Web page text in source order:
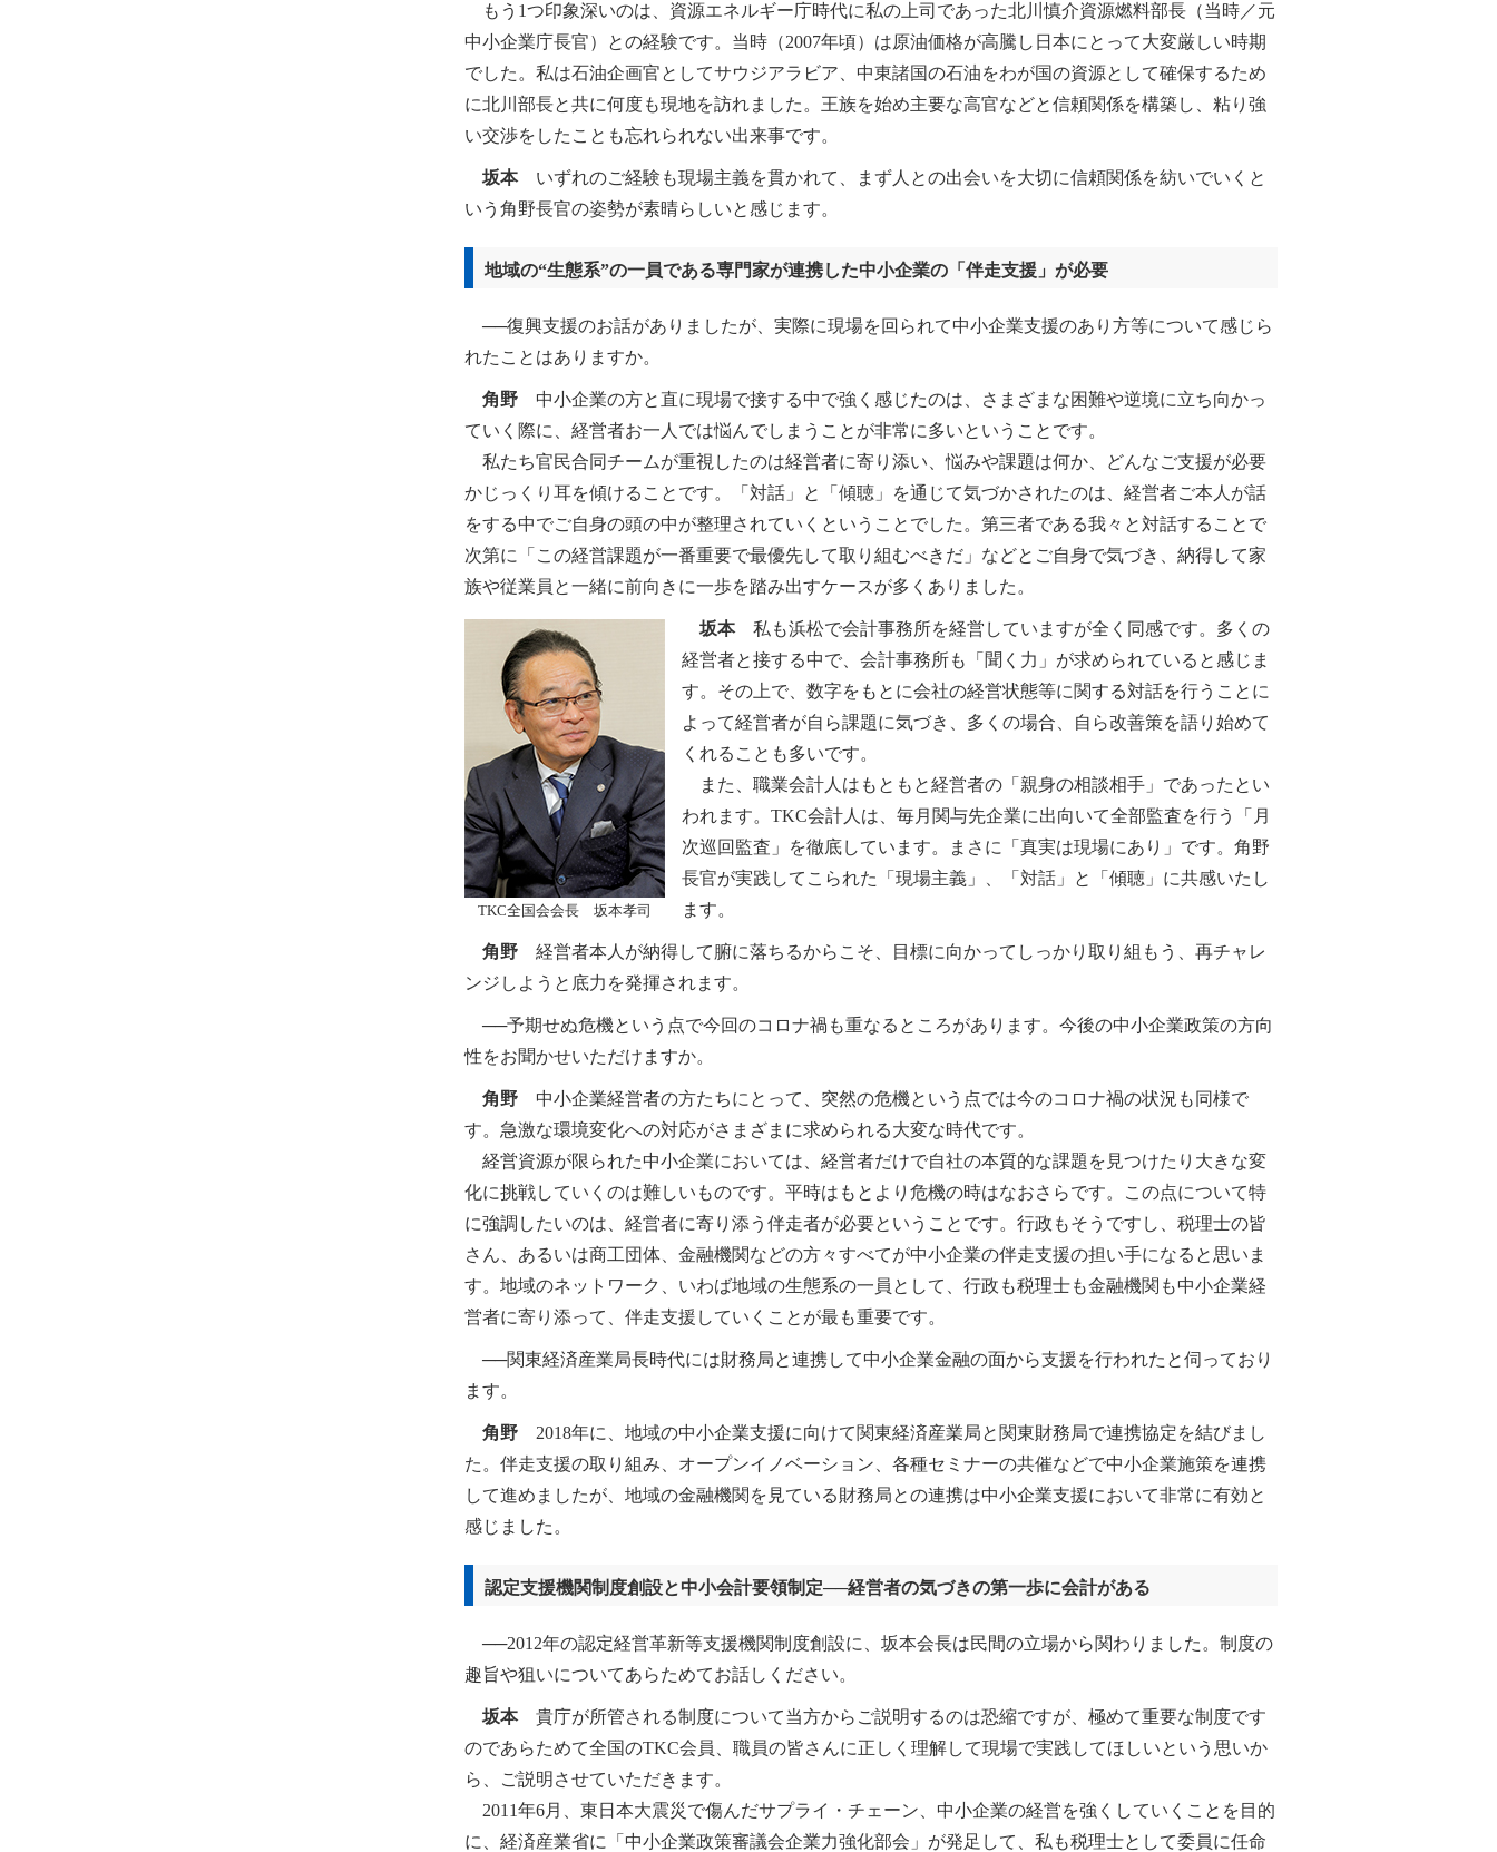
もう1つ印象深いのは、資源エネルギー庁時代に私の上司であった北川慎介資源燃料部長（当時／元
中小企業庁長官）との経験です。当時（2007年頃）は原油価格が高騰し日本にとって大変厳しい時期
でした。私は石油企画官としてサウジアラビア、中東諸国の石油をわが国の資源として確保するため
に北川部長と共に何度も現地を訪れました。王族を始め主要な高官などと信頼関係を構築し、粘り強
い交渉をしたことも忘れられない出来事です。
坂本いずれのご経験も現場主義を貫かれて、まず人との出会いを大切に信頼関係を紡いでいくと
いう角野長官の姿勢が素晴らしいと感じます。
地域の“生態系”の一員である専門家が連携した中小企業の「伴走支援」が必要
──復興支援のお話がありましたが、実際に現場を回られて中小企業支援のあり方等について感じら
れたことはありますか。
角野 中小企業の方と直に現場で接する中で強く感じたのは、さまざまな困難や逆境に立ち向かっ
ていく際に、経営者お一人では悩んでしまうことが非常に多いということです。
私たち官民合同チームが重視したのは経営者に寄り添い、悩みや課題は何か、どんなご支援が必要
かじっくり耳を傾けることです。「対話」と「傾聴」を通じて気づかされたのは、経営者ご本人が話
をする中でご自身の頭の中が整理されていくということでした。第三者である我々と対話することで
次第に「この経営課題が一番重要で最優先して取り組むべきだ」などとご自身で気づき、納得して家
族や従業員と一緒に前向きに一歩を踏み出すケースが多くありました。
TKC全国会会長 坂本孝司
坂本私も浜松で会計事務所を経営していますが全く同感です。多くの
経営者と接する中で、会計事務所も「聞く力」が求められていると感じま
す。その上で、数字をもとに会社の経営状態等に関する対話を行うことに
よって経営者が自ら課題に気づき、多くの場合、自ら改善策を語り始めて
くれることも多いです。
また、職業会計人はもともと経営者の「親身の相談相手」であったとい
われます。TKC会計人は、毎月関与先企業に出向いて全部監査を行う「月
次巡回監査」を徹底しています。まさに「真実は現場にあり」です。角野
長官が実践してこられた「現場主義」、「対話」と「傾聴」に共感いたし
ます。
角野 経営者本人が納得して腑に落ちるからこそ、目標に向かってしっかり取り組もう、再チャレ
ンジしようと底力を発揮されます。
──予期せぬ危機という点で今回のコロナ禍も重なるところがあります。今後の中小企業政策の方向
性をお聞かせいただけますか。
角野 中小企業経営者の方たちにとって、突然の危機という点では今のコロナ禍の状況も同様で
す。急激な環境変化への対応がさまざまに求められる大変な時代です。
経営資源が限られた中小企業においては、経営者だけで自社の本質的な課題を見つけたり大きな変
化に挑戦していくのは難しいものです。平時はもとより危機の時はなおさらです。この点について特
に強調したいのは、経営者に寄り添う伴走者が必要ということです。行政もそうですし、税理士の皆
さん、あるいは商工団体、金融機関などの方々すべてが中小企業の伴走支援の担い手になると思いま
す。地域のネットワーク、いわば地域の生態系の一員として、行政も税理士も金融機関も中小企業経
営者に寄り添って、伴走支援していくことが最も重要です。
──関東経済産業局長時代には財務局と連携して中小企業金融の面から支援を行われたと伺っており
ます。
角野 2018年に、地域の中小企業支援に向けて関東経済産業局と関東財務局で連携協定を結びまし
た。伴走支援の取り組み、オープンイノベーション、各種セミナーの共催などで中小企業施策を連携
して進めましたが、地域の金融機関を見ている財務局との連携は中小企業支援において非常に有効と
感じました。
認定支援機関制度創設と中小会計要領制定──経営者の気づきの第一歩に会計がある
──2012年の認定経営革新等支援機関制度創設に、坂本会長は民間の立場から関わりました。制度の
趣旨や狙いについてあらためてお話しください。
坂本貴庁が所管される制度について当方からご説明するのは恐縮ですが、極めて重要な制度です
のであらためて全国のTKC会員、職員の皆さんに正しく理解して現場で実践してほしいという思いか
ら、ご説明させていただきます。
2011年6月、東日本大震災で傷んだサプライ・チェーン、中小企業の経営を強くしていくことを目的
に、経済産業省に「中小企業政策審議会企業力強化部会」が発足して、私も税理士として委員に任命